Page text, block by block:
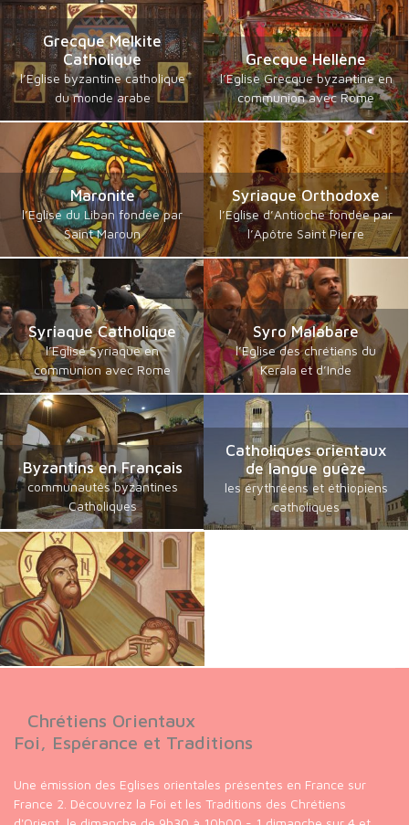
Grecque Melkite
Catholique
l’Eglise byzantine catholique
du monde arabe
Grecque Hellène
l’Eglise Grecque byzantine en
communion avec Rome
Maronite
l’Eglise du Liban fondée par
Saint Maroun
Syriaque Orthodoxe
l’Eglise d’Antioche fondée par
l’Apôtre Saint Pierre
Syriaque Catholique
l’Eglise Syriaque en
communion avec Rome
Syro Malabare
l’Eglise des chrétiens du
Kerala et d’Inde
Byzantins en Français
communautés byzantines
Catholiques
Catholiques orientaux
de langue guèze
les érythréens et éthiopiens
catholiques
Chrétiens Orientaux
Foi, Espérance et Traditions
Une émission des Eglises orientales présentes en France sur
France 2. Découvrez la Foi et les Traditions des Chrétiens